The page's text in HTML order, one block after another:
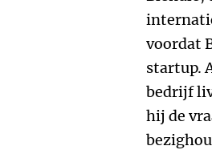
voordat
startup.
bedrijf
hij de